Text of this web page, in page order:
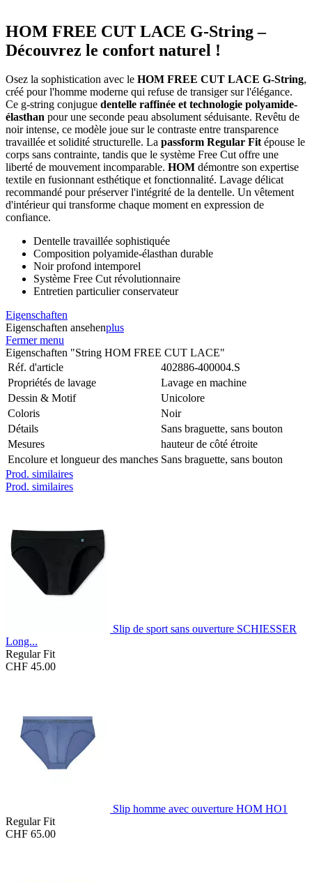
HOM FREE CUT LACE G-String –
Découvrez le confort naturel !
Osez la sophistication avec le HOM FREE CUT LACE G-String,
créé pour l'homme moderne qui refuse de transiger sur l'élégance.
Ce g-string conjugue dentelle raffinée et technologie polyamide-
élasthan pour une seconde peau absolument séduisante. Revêtu de
noir intense, ce modèle joue sur le contraste entre transparence
travaillée et solidité structurelle. La passform Regular Fitépouse le
corps sans contrainte, tandis que le système Free Cut offre une
liberté de mouvement incomparable. HOM démontre son expertise
textile en fusionnant esthétique et fonctionnalité. Lavage délicat
recommandé pour préserver l'intégrité de la dentelle. Un vêtement
d'intérieur qui transforme chaque moment en expression de
confiance.
Dentelle travaillée sophistiquée
Composition polyamide-élasthan durable
Noir profond intemporel
Système Free Cut révolutionnaire
Entretien particulier conservateur
Eigenschaften
Eigenschaften ansehenplus
Fermer menu
Eigenschaften "String HOM FREE CUT LACE"
Réf. d'article
402886-400004.S
Propriétés de lavage
Lavage en machine
Dessin & Motif
Unicolore
Coloris
Noir
Détails
Sans braguette, sans bouton
Mesures
hauteur de côté étroite
Encolure et longueur des manches Sans braguette, sans bouton
Prod. similaires
Prod. similaires
Slip de sport sans ouverture SCHIESSER
Long...
Regular Fit
CHF 45.00
Slip homme avec ouverture HOM HO1
Regular Fit
CHF 65.00